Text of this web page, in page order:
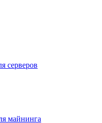
серверов
майнинга